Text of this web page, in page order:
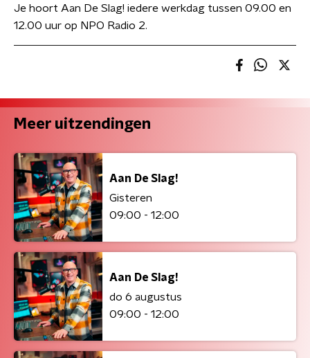
Je hoort Aan De Slag! iedere werkdag tussen 09.00 en
12.00 uur op NPO Radio 2.
Meer uitzendingen
Aan De Slag!
Gisteren
09:00 - 12:00
Aan De Slag!
do 6 augustus
09:00 - 12:00